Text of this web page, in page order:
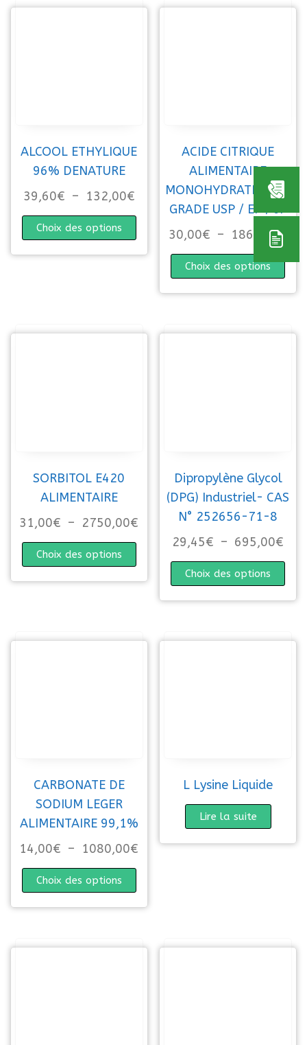
ALCOOL ETHYLIQUE
96% DENATURE
39,60€ – 132,00€Plage de prix : 39,60€ à
Choix des options
Ce produit a plusieurs variations.
ACIDE CITRIQUE
ALIMENTAIRE
MONOHYDRATE E330
GRADE USP / EP / JP
30,00€ – 1860,00€
Choix des options
SORBITOL E420
ALIMENTAIRE
31,00€ – 2750,00€ Plage de prix : 31,00€ à
Choix des options
Ce produit a plusieurs variations.
Dipropylène Glycol
(DPG) Industriel- CAS
N° 252656-71-8
29,45€ – 695,00€
Choix des options
Ce
CARBONATE DE
SODIUM LEGER
ALIMENTAIRE 99,1%
14,00€ – 1080,00€ Plage de prix : 14,00€ à
Choix des options
Ce produit a plusieurs variations.
L Lysine Liquide
Lire la suite